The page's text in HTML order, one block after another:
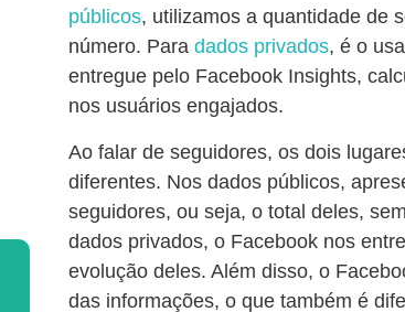
públicos, utilizamos a quantidade de
número. Para dados privados, é o
entregue pelo Facebook Insights,
nos usuários engajados.
Ao falar de seguidores, os dois
diferentes. Nos dados públicos,
seguidores, ou seja, o total deles,
dados privados, o Facebook nos
evolução deles. Além disso, o
das informações, o que também é